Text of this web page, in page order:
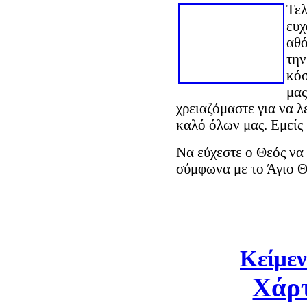
χρειαζόμαστε για να
καλό όλων μας. Εμείς
Να εύχεστε ο Θεός να
σύμφωνα με το Άγιο